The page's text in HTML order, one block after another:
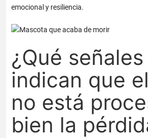
emocional y resiliencia.
¿Qué señales
indican que
no está
bien la